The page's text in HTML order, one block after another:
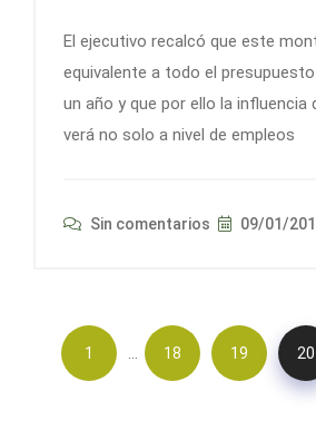
El ejecutivo recalcó que este
equivalente a todo el
un año y que por ello la influencia
verá no solo a nivel de empleos
Sin comentarios 09/01/
1 … 18 19 20